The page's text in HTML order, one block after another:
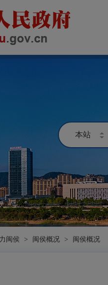
闽侯 > 闽侯概况 > 闽侯概况